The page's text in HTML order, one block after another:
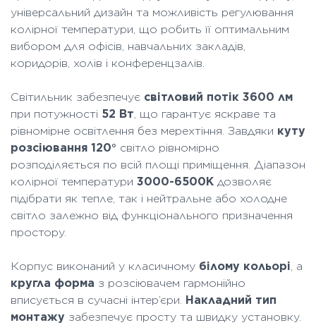
універсальний дизайн та можливість регулювання
колірної температури, що робить її оптимальним
вибором для офісів, навчальних закладів,
коридорів, холів і конференцзалів.
Світильник забезпечує світловий потік 3600 лм
при потужності 52 Вт, що гарантує яскраве та
рівномірне освітлення без мерехтіння. Завдяки куту
розсіювання 120° світло рівномірно
розподіляється по всій площі приміщення. Діапазон
колірної температури 3000-6500K дозволяє
підібрати як тепле, так і нейтральне або холодне
світло залежно від функціонального призначення
простору.
Корпус виконаний у класичному білому кольорі, а
кругла форма з розсіювачем гармонійно
вписується в сучасні інтер’єри. Накладний тип
монтажу забезпечує просту та швидку установку.